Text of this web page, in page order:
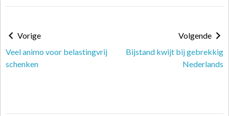
Vorige
Veel animo voor belastingvrij
schenken
Volgende
Bijstand kwijt bij gebrekkig
Nederlands